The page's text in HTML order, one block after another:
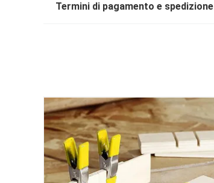
Termini di pagamento e spedizione